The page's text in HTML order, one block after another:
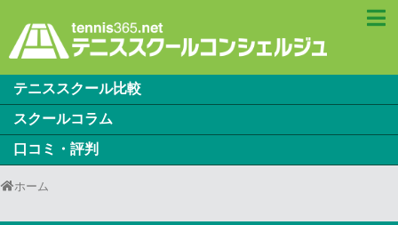
テニススクール比較
スクールコラム
口コミ・評判
ホーム